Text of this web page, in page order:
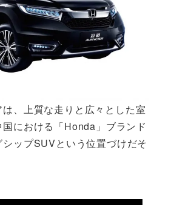
、上質な走りと広々とした室
における「Honda」ブランド
ップSUVという位置づけだそ